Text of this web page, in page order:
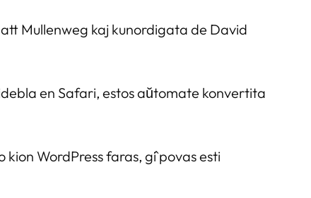
Mullenweg kaj kunordigata de David
en Safari, estos aŭtomate konvertita
WordPress faras, ĝi povas esti